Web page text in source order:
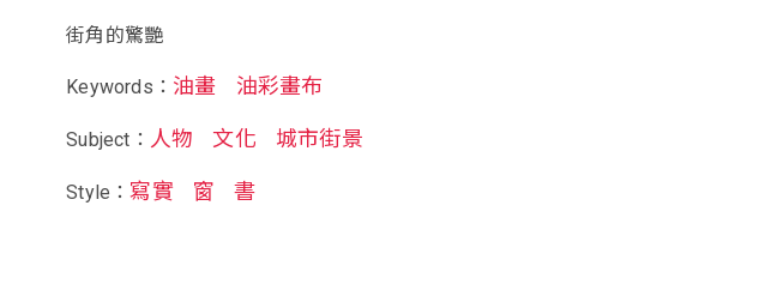
街角的驚艷
Keywords： 油畫 油彩畫布
Subject： 人物 文化 城市街景
Style：寫實 窗 書